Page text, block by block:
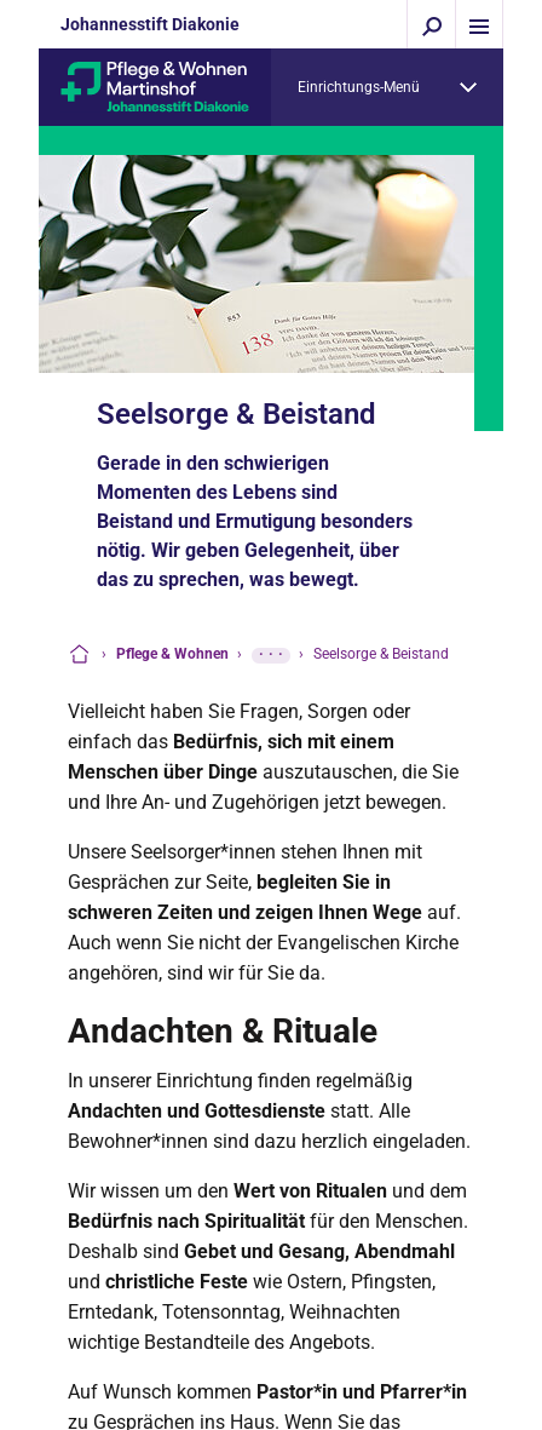
Johannesstift Diakonie
Einrichtungs-Menü
Seelsorge & Beistand
Gerade in den schwierigen
Momenten des Lebens sind
Beistand und Ermutigung besonders
nötig. Wir geben Gelegenheit, über
das zu sprechen, was bewegt.
› Pflege & Wohnen › ··· › Seelsorge & Beistand
Vielleicht haben Sie Fragen, Sorgen oder
einfach das Bedürfnis, sich mit einem
Menschen über Dinge auszutauschen, die Sie
und Ihre An- und Zugehörigen jetzt bewegen.
Unsere Seelsorger*innen stehen Ihnen mit
Gesprächen zur Seite, begleiten Sie in
schweren Zeiten und zeigen Ihnen Wege auf.
Auch wenn Sie nicht der Evangelischen Kirche
angehören, sind wir für Sie da.
Andachten & Rituale
In unserer Einrichtung finden regelmäßig
Andachten und Gottesdienste statt. Alle
Bewohner*innen sind dazu herzlich eingeladen.
Wir wissen um den Wert von Ritualen und dem
Bedürfnis nach Spiritualität für den Menschen.
Deshalb sind Gebet und Gesang, Abendmahl
und christliche Feste wie Ostern, Pfingsten,
Erntedank, Totensonntag, Weihnachten
wichtige Bestandteile des Angebots.
Auf Wunsch kommen Pastor*in und Pfarrer*in
zu Gesprächen ins Haus. Wenn Sie das